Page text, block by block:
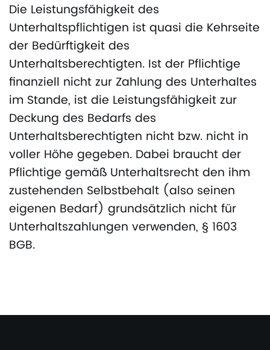
Die Leistungsfähigkeit des
Unterhaltspflichtigen ist quasi die Kehrseite
der Bedürftigkeit des
Unterhaltsberechtigten. Ist der Pflichtige
finanziell nicht zur Zahlung des Unterhaltes
im Stande, ist die Leistungsfähigkeit zur
Deckung des Bedarfs des
Unterhaltsberechtigten nicht bzw. nicht in
voller Höhe gegeben. Dabei braucht der
Pflichtige gemäß Unterhaltsrecht den ihm
zustehenden Selbstbehalt (also seinen
eigenen Bedarf) grundsätzlich nicht für
Unterhaltszahlungen verwenden, § 1603
BGB.